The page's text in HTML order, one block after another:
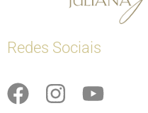
Redes Sociais
F
I
Y